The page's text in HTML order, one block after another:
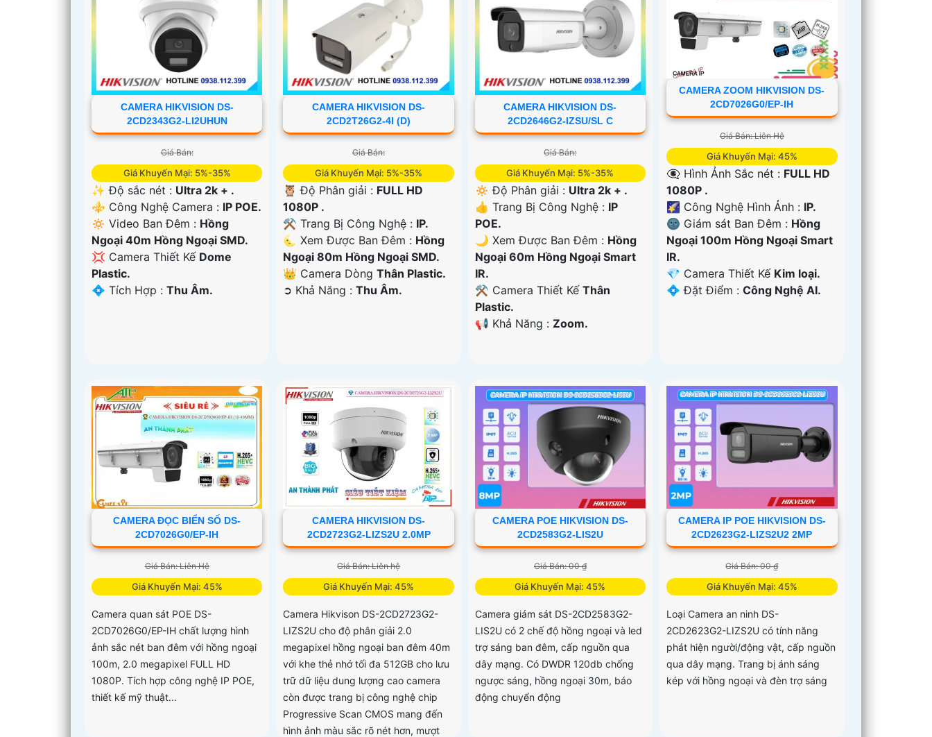
CAMERA HIKVISION DS-
2CD2343G2-LI2UHUN
Giá Bán:
Giá Khuyến Mại: 5%-35%
✨ Độ sắc nét : Ultra 2k + .
⚜️ Công Nghệ Camera : IP POE.
🔅 Video Ban Đêm : Hồng
Ngoại 40m Hồng Ngoại SMD.
💢 Camera Thiết Kế Dome
Plastic.
️💠 Tích Hợp : Thu Âm.
CAMERA HIKVISION DS-
2CD2T26G2-4I (D)
Giá Bán:
Giá Khuyến Mại: 5%-35%
🦉 Độ Phân giải : FULL HD
1080P .
⚒ Trang Bị Công Nghệ : IP.
🌜 Xem Được Ban Đêm : Hồng
Ngoại 80m Hồng Ngoại SMD.
👑 Camera DòngThân Plastic.
️➲ Khả Năng :Thu Âm.
CAMERA HIKVISION DS-
2CD2646G2-IZSU/SL C
Giá Bán:
Giá Khuyến Mại: 5%-35%
🔅 Độ Phân giải : Ultra 2k + .
👍 Trang Bị Công Nghệ : IP
POE.
🌙 Xem Được Ban Đêm : Hồng
Ngoại 60m Hồng Ngoại Smart
IR.
⚒ Camera Thiết Kế Thân
Plastic.
️📢 Khả Năng : Zoom.
CAMERA ZOOM HIKVISION DS-
2CD7026G0/EP-IH
Giá Bán: Liên Hệ
Giá Khuyến Mại: 45%
👁️‍🗨 Hình Ảnh Sắc nét : FULL HD
1080P .
🌠 Công Nghệ Hình Ảnh : IP.
🌚 Giám sát Ban Đêm : Hồng
Ngoại 100m Hồng Ngoại Smart
IR.
💎 Camera Thiết Kế Kim loại.
️💠 Đặt Điểm :Công Nghệ AI.
CAMERA ĐỌC BIỂN SỐ DS-
2CD7026G0/EP-IH
Giá Bán: Liên Hệ
Giá Khuyến Mại: 45%
Camera quan sát POE DS-
2CD7026G0/EP-IH chất lượng hình
ảnh sắc nét ban đêm với hồng ngoại
100m, 2.0 megapixel FULL HD
1080P. Tích hợp công nghệ IP POE,
thiết kế mỹ thuật...
CAMERA HIKVISION DS-
2CD2723G2-LIZS2U 2.0MP
Giá Bán: Liên hệ
Giá Khuyến Mại: 45%
Camera Hikvison DS-2CD2723G2-
LIZS2U cho độ phân giải 2.0
megapixel hồng ngoại ban đêm 40m
với khe thẻ nhớ tối đa 512GB cho lưu
trữ dữ liệu dung lượng cao camera
còn được trang bị công nghệ chip
Progressive Scan CMOS mang đến
hình ảnh màu sắc rõ nét hơn, mượt
CAMERA POE HIKVISION DS-
2CD2583G2-LIS2U
Giá Bán: 00 ₫
Giá Khuyến Mại: 45%
Camera giám sát DS-2CD2583G2-
LIS2U có 2 chế độ hồng ngoại và led
trợ sáng ban đêm, cấp nguồn qua
dây mạng. Có DWDR 120db chống
ngược sáng, hồng ngoại 30m, báo
động chuyển động
CAMERA IP POE HIKVISION DS-
2CD2623G2-LIZS2U2 2MP
Giá Bán: 00 ₫
Giá Khuyến Mại: 45%
Loại Camera an ninh DS-
2CD2623G2-LIZS2U có tính năng
phát hiện người/động vật, cấp nguồn
qua dây mạng. Trang bị ánh sáng
kép với hồng ngoại và đèn trợ sáng